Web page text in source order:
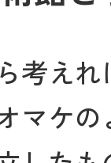
考え
マケ